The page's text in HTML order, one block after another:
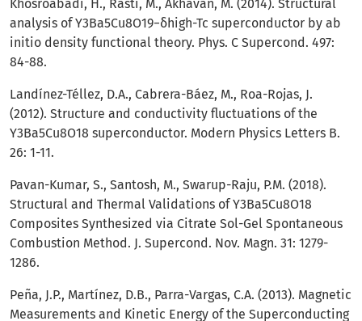
Khosroabadi, H., Rasti, M., Akhavan, M. (2014). Structural
analysis of Y3Ba5Cu8O19−δhigh-Tc superconductor by ab
initio density functional theory. Phys. C Supercond. 497:
84-88.
Landínez-Téllez, D.A., Cabrera-Báez, M., Roa-Rojas, J.
(2012). Structure and conductivity fluctuations of the
Y3Ba5Cu8O18 superconductor. Modern Physics Letters B.
26: 1-11.
Pavan-Kumar, S., Santosh, M., Swarup-Raju, P.M. (2018).
Structural and Thermal Validations of Y3Ba5Cu8O18
Composites Synthesized via Citrate Sol-Gel Spontaneous
Combustion Method. J. Supercond. Nov. Magn. 31: 1279-
1286.
Peña, J.P., Martínez, D.B., Parra-Vargas, C.A. (2013). Magnetic
Measurements and Kinetic Energy of the Superconducting